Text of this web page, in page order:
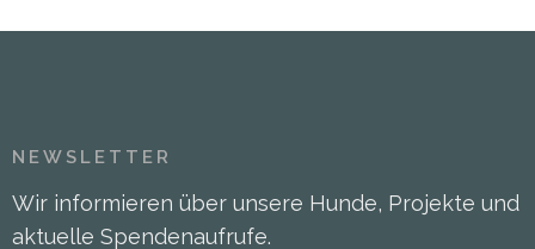
NEWSLETTER
Wir informieren über unsere Hunde, Projekte und
aktuelle Spendenaufrufe.